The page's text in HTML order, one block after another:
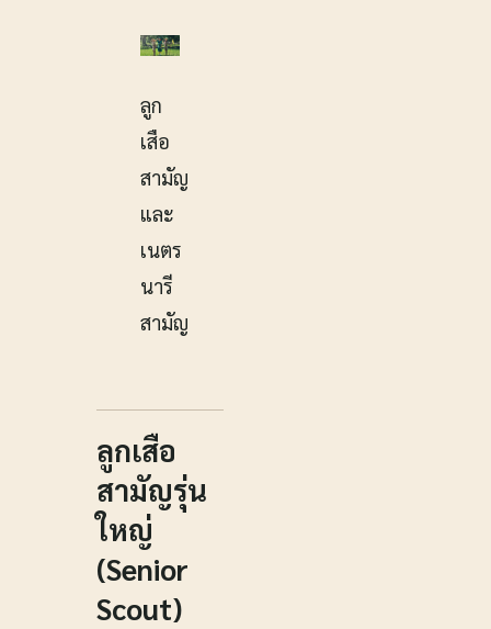
ลูก
เสือ
สามัญ
และ
เนตร
นารี
สามัญ
ลูกเสือ
สามัญรุ่น
ใหญ่
(Senior
Scout)